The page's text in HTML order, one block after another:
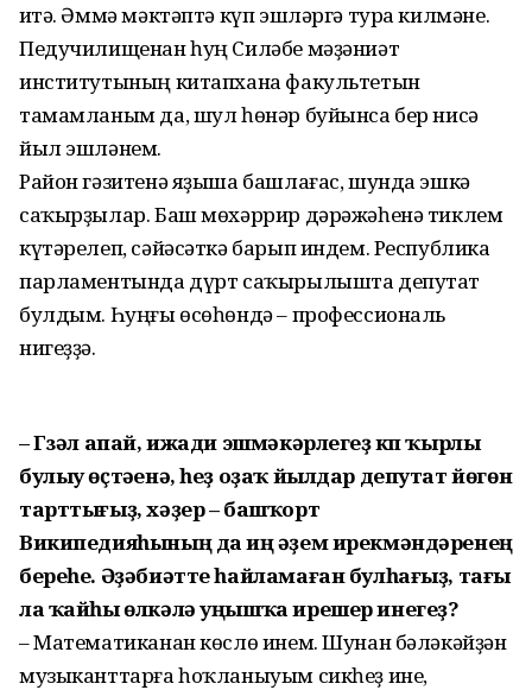
иҫтә. Әммә мәктәптә күп эшләргә тура килмәне.
Педучилищенан һуң Силәбе мәҙәниәт
институтының китапхана факультетын
тамамланым да, шул һөнәр буйынса бер нисә
йыл эшләнем.
Район гәзитенә яҙыша башлағас, шунда эшкә
саҡырҙылар. Баш мөхәррир дәрәжәһенә тиклем
күтәрелеп, сәйәсәткә барып индем. Республика
парламентында дүрт саҡырылышта депутат
булдым. Һуңғы өсөһөндә – профессиональ
нигеҙҙә.
– Гүзәл апай, ижади эшмәкәрлегеҙ күп ҡырлы
булыу өҫтәүенә, һеҙ оҙаҡ йылдар депутат йөгөн
тарттығыҙ, хәҙер – башҡорт
Википедияһының да иң әүҙем ирекмәндәренең
береһе. Әҙәбиәтте һайламаған булһағыҙ, тағы
ла ҡайһы өлкәлә уңышҡа ирешер инегеҙ?
– Математиканан көслө инем. Шунан бәләкәйҙән
музыканттарға һоҡланыуым сикһеҙ ине,